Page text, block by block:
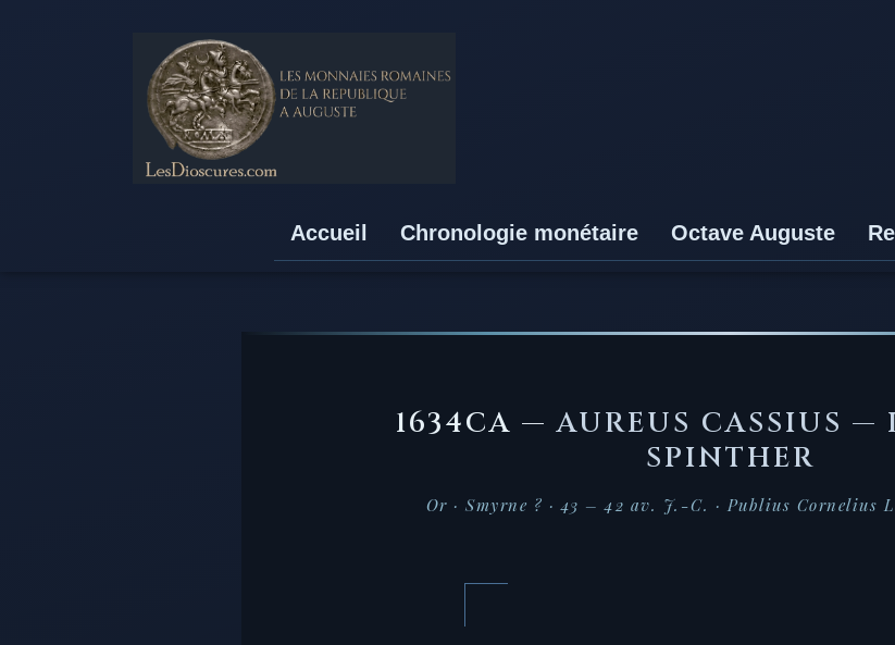
Accueil Chronologie monétaire Octave Auguste
1634CA —AUREUS CASSIUS —
SPINTHER
Or · Smyrne ? · 43 – 42 av. J.-C. · Publius Cornelius